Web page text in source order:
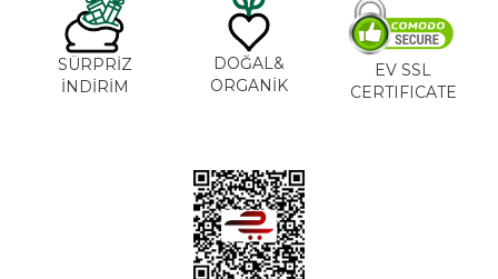
SÜRPRİZ
İNDİRİM
DOĞAL&
ORGANİK
EV SSL
CERTIFICATE